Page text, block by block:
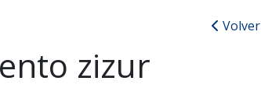
Volver
zizur